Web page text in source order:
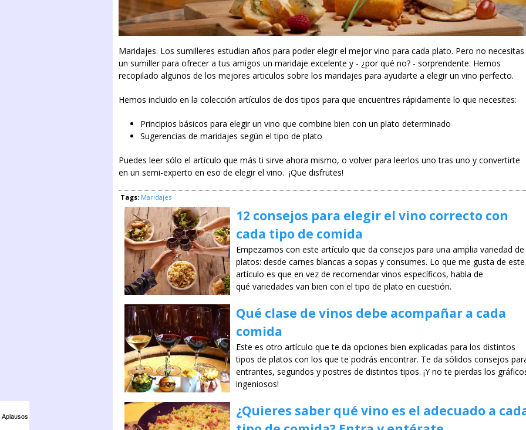
Maridajes. Los sumilleres estudian años para poder elegir el mejor vino para cada plato. Pero no necesitas
un sumiller para ofrecer a tus amigos un maridaje excelente y - ¿por qué no? - sorprendente. Hemos
recopilado algunos de los mejores articulos sobre los maridajes para ayudarte a elegir un vino perfecto.
Hemos incluido en la colección artículos de dos tipos para que encuentres rápidamente lo que necesites:
Principios básicos para elegir un vino que combine bien con un plato determinado
Sugerencias de maridajes según el tipo de plato
Puedes leer sólo el artículo que más ti sirve ahora mismo, o volver para leerlos uno tras uno y convertirte
en un semi-experto en eso de elegir el vino. ¡Que disfrutes!
Tags: Maridajes
12 consejos para elegir el vino correcto con
cada tipo de comida
Empezamos con este artículo que da consejos para una amplia variedad de
platos: desde carnes blancas a sopas y consumes. Lo que me gusta de este
artículo es que en vez de recomendar vinos específicos, habla de
qué variedades van bien con el tipo de plato en cuestión.
Qué clase de vinos debe acompañar a cada
comida
Este es otro artículo que te da opciones bien explicadas para los distintos
tipos de platos con los que te podrás encontrar. Te da sólidos consejos
entrantes, segundos y postres de distintos tipos. ¡Y no te pierdas los
ingeniosos!
¿Quieres saber qué vino es el adecuado a
Aplausos